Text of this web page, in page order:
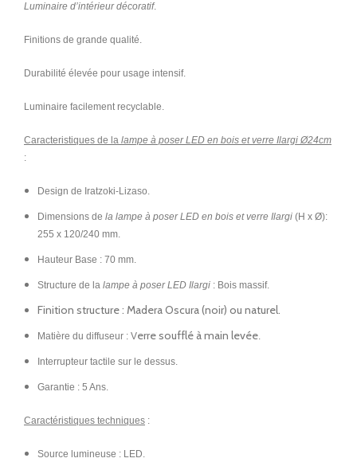
Luminaire d’intérieur décoratif.
Finitions de grande qualité.
Durabilité élevée pour usage intensif.
Luminaire facilement recyclable.
Caracteristiques de la lampe à poser LED en bois et verre Ilargi Ø24cm
:
Design de Iratzoki-Lizaso.
Dimensions de la lampe à poser LED en bois et verre Ilargi (H x Ø):
255 x 120/240 mm.
Hauteur Base : 70 mm.
Structure de la lampe à poser LED Ilargi : Bois massif.
Finition structure : Madera Oscura (noir) ou naturel.
Matière du diffuseur : Verre soufflé à main levée.
Interrupteur tactile sur le dessus.
Garantie : 5 Ans.
Caractéristiques techniques :
Source lumineuse : LED.